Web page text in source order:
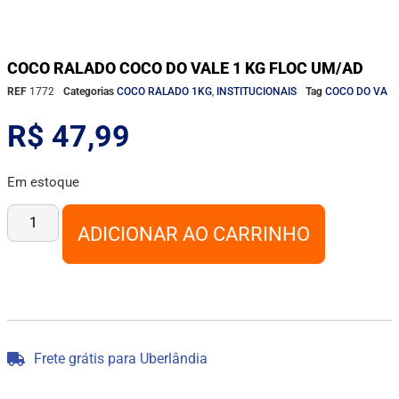
COCO RALADO COCO DO VALE 1 KG FLOC UM/AD
REF 1772 Categorias COCO RALADO 1KG, INSTITUCIONAIS Tag COCO DO VA
R$ 47,99
Em estoque
ADICIONAR AO CARRINHO
Frete grátis para Uberlândia